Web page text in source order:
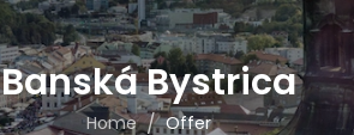
Banská Bystrica
Home / Offer